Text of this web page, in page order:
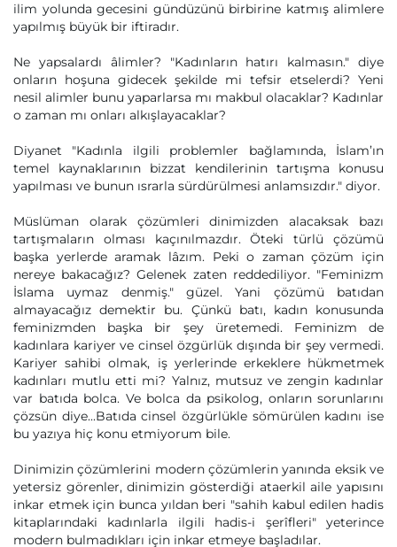
ilim yolunda gecesini gündüzünü birbirine katmış alimlere
yapılmış büyük bir iftiradır.
Ne yapsalardı âlimler? "Kadınların hatırı kalmasın." diye
onların hoşuna gidecek şekilde mi tefsir etselerdi? Yeni
nesil alimler bunu yaparlarsa mı makbul olacaklar? Kadınlar
o zaman mı onları alkışlayacaklar?
Diyanet "Kadınla ilgili problemler bağlamında, İslam’ın
temel kaynaklarının bizzat kendilerinin tartışma konusu
yapılması ve bunun ısrarla sürdürülmesi anlamsızdır." diyor.
Müslüman olarak çözümleri dinimizden alacaksak bazı
tartışmaların olması kaçınılmazdır. Öteki türlü çözümü
başka yerlerde aramak lâzım. Peki o zaman çözüm için
nereye bakacağız? Gelenek zaten reddediliyor. "Feminizm
İslama uymaz denmiş." güzel. Yani çözümü batıdan
almayacağız demektir bu. Çünkü batı, kadın konusunda
feminizmden başka bir şey üretemedi. Feminizm de
kadınlara kariyer ve cinsel özgürlük dışında bir şey vermedi.
Kariyer sahibi olmak, iş yerlerinde erkeklere hükmetmek
kadınları mutlu etti mi? Yalnız, mutsuz ve zengin kadınlar
var batıda bolca. Ve bolca da psikolog, onların sorunlarını
çözsün diye...Batıda cinsel özgürlükle sömürülen kadını ise
bu yazıya hiç konu etmiyorum bile.
Dinimizin çözümlerini modern çözümlerin yanında eksik ve
yetersiz görenler, dinimizin gösterdiği ataerkil aile yapısını
inkar etmek için bunca yıldan beri "sahih kabul edilen hadis
kitaplarındaki kadınlarla ilgili hadis-i şerîfleri" yeterince
modern bulmadıkları için inkar etmeye başladılar.